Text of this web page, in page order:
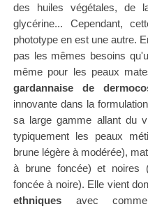
des huiles végétales, de
glycérine... Cependant,
phototype en est une autre.
pas les mêmes besoins
même pour les peaux
gardannaise de
innovante dans la
sa large gamme allant du
typiquement les peaux
brune légère à modérée),
à brune foncée)et noires
foncée à noire). Elle vient
ethniquesavec comme